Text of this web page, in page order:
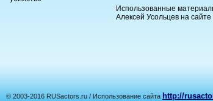
Использованные
Алексей Усольцев на
© 2003-2016 RUSactors.ru / Использование сайта http://